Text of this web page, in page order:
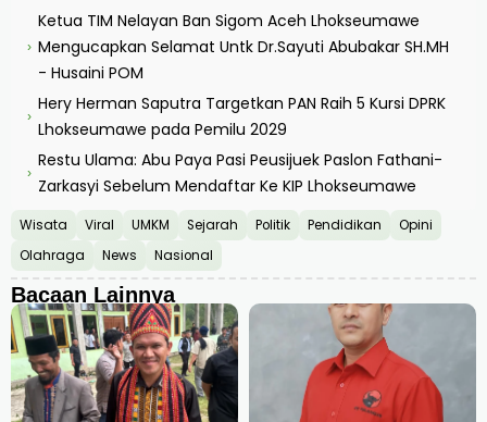
›
Ketua TIM Nelayan Ban Sigom Aceh Lhokseumawe
Mengucapkan Selamat Untk Dr.Sayuti Abubakar SH.MH
- Husaini POM
›
Hery Herman Saputra Targetkan PAN Raih 5 Kursi DPRK
Lhokseumawe pada Pemilu 2029
›
Restu Ulama: Abu Paya Pasi Peusijuek Paslon Fathani-
Zarkasyi Sebelum Mendaftar Ke KIP Lhokseumawe
Wisata Viral UMKM Sejarah Politik Pendidikan
Opini
Olahraga
News Nasional
Bacaan Lainnya